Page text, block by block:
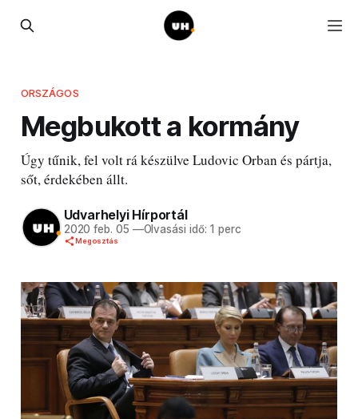
ORSZÁGOS
Megbukott a kormány
Úgy tűnik, fel volt rá készülve Ludovic Orban és pártja,
sőt, érdekében állt.
Udvarhelyi Hírportál
2020 feb. 05 —Olvasási idő: 1 perc
Megosztás